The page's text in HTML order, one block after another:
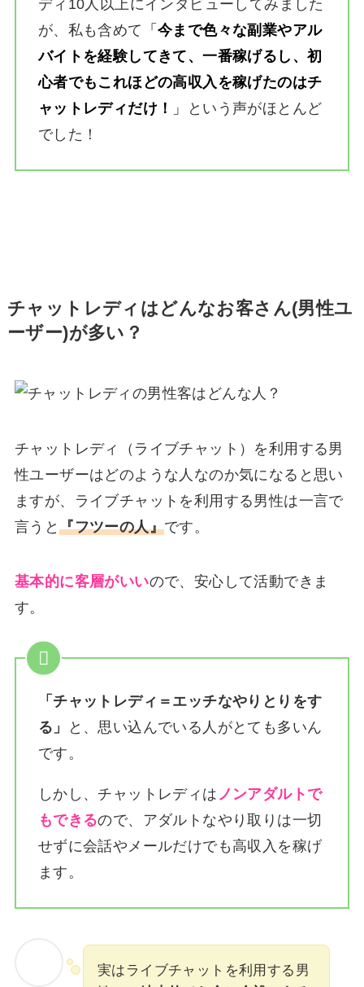
ディ10人以上にインタビューしてみました
が、私も含めて
「今まで色々な副業やアル
バイトを経験してきて、一番稼げるし、初
心者でもこれほどの高収入を稼げたのはチ
ャットレディだけ！
」
という声がほとんど
でした！
チャットレディはどんなお客さん(男性ユ
ーザー)が多い？
チャットレディ（ライブチャット）を利用する男
性ユーザーはどのような人なのか気になると思い
ますが、ライブチャットを利用する男性は一言で
言うと『フツーの人』です。
基本的に客層がいいので、安心して活動できま
す。
「チャットレディ＝エッチなやりとりをす
る」
と、思い込んでいる人がとても多いん
です。
しかし、チャットレディは ノンアダルトで
もできるので、アダルトなやり取りは一切
せずに会話やメールだけでも高収入を稼げ
ます。
実はライブチャットを利用する男